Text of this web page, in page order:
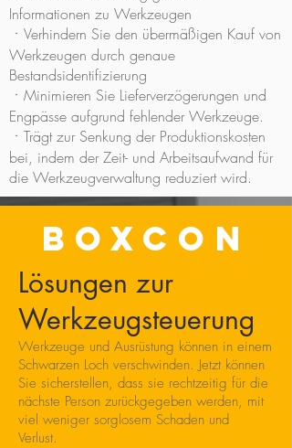
Informationen zu Werkzeugen
ㆍVerhindern Sie den übermäßigen Kauf von
Werkzeugen durch genaue
Bestandsidentifizierung
ㆍMinimieren Sie Lieferverzögerungen und
Engpässe aufgrund fehlender Werkzeuge.
ㆍTrägt zur Senkung der Produktionskosten
bei, indem der Zeit- und Arbeitsaufwand für
die Werkzeugverwaltung reduziert wird.
BOXCON
Lösungen zur
Werkzeugsteuerung
Werkzeuge und Ausrüstung können in einem
Schwarzen Loch verschwinden. Jetzt können
Sie sicherstellen, dass sie rechtzeitig für die
nächste Person zurückgegeben werden, mit
viel weniger sorglosem Schaden und
Verlust.